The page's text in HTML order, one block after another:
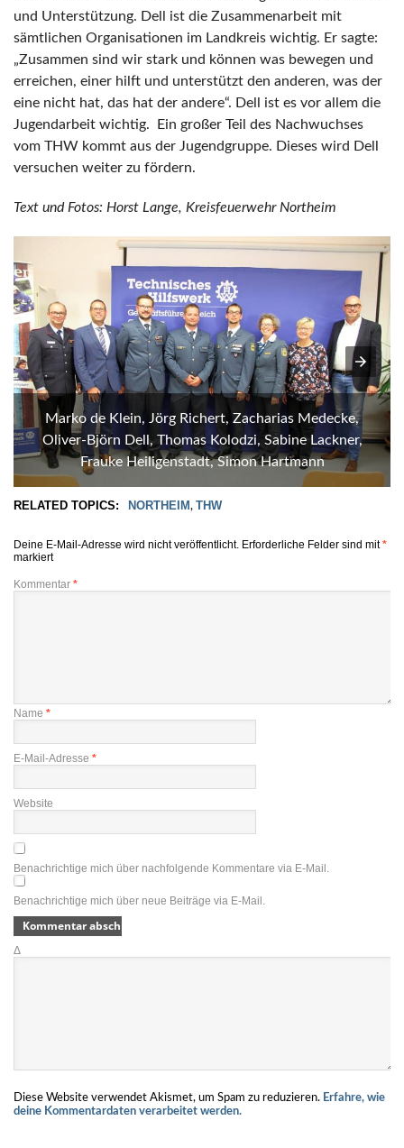
und Unterstützung. Dell ist die Zusammenarbeit mit
sämtlichen Organisationen im Landkreis wichtig. Er sagte:
„Zusammen sind wir stark und können was bewegen und
erreichen, einer hilft und unterstützt den anderen, was der
eine nicht hat, das hat der andere“. Dell ist es vor allem die
Jugendarbeit wichtig. Ein großer Teil des Nachwuchses
vom THW kommt aus der Jugendgruppe. Dieses wird Dell
versuchen weiter zu fördern.
Text und Fotos: Horst Lange, Kreisfeuerwehr Northeim
Marko de Klein, Jörg Richert, Zacharias Medecke,
Oliver-Björn Dell, Thomas Kolodzi, Sabine Lackner,
Frauke Heiligenstadt, Simon Hartmann
RELATED TOPICS: NORTHEIM, THW
Deine E-Mail-Adresse wird nicht veröffentlicht. Erforderliche Felder sind mit*
markiert
Kommentar *
Name *
E-Mail-Adresse *
Website
Benachrichtige mich über nachfolgende Kommentare via E-Mail.
Benachrichtige mich über neue Beiträge via E-Mail.
Δ
Diese Website verwendet Akismet, um Spam zu reduzieren. Erfahre, wie
deine Kommentardaten verarbeitet werden.